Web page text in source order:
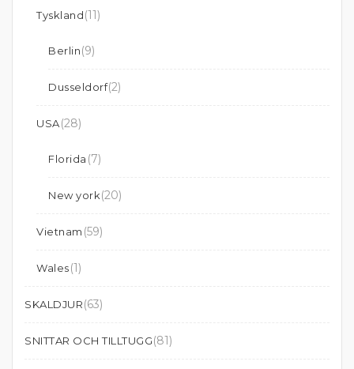
Tyskland(11)
Berlin(9)
Dusseldorf(2)
USA(28)
Florida (7)
New york(20)
Vietnam (59)
Wales(1)
SKALDJUR(63)
SNITTAR OCH TILLTUGG(81)